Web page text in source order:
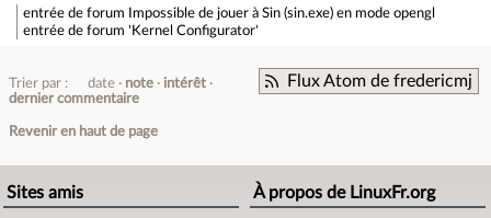
entrée de forum
Impossible de jouer à Sin (sin.exe) en mode opengl
entrée de forum 'Kernel Configurator'
Flux Atom de fredericmj
Trier par : date note
intérêt
dernier commentaire
Revenir en haut de page
Sites amis À propos de LinuxFr.org